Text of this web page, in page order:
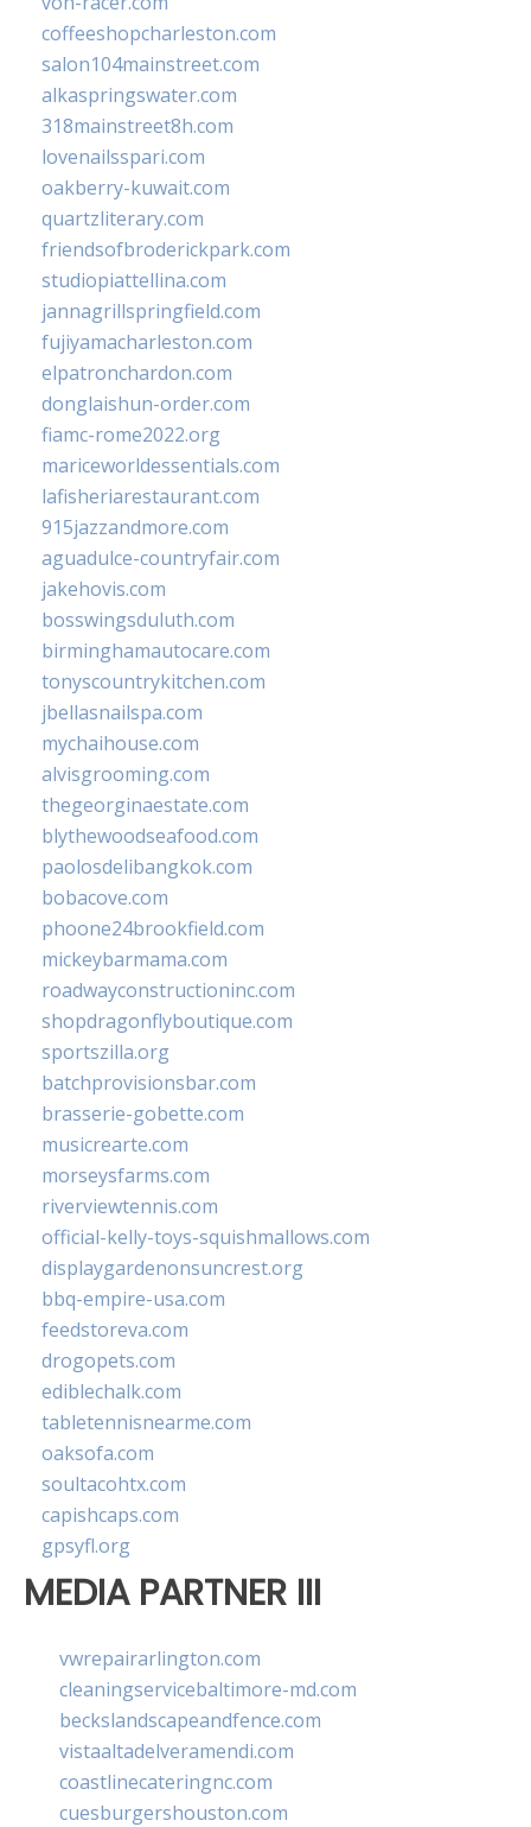
coffeeshopcharleston.com
salon104mainstreet.com
alkaspringswater.com
318mainstreet8h.com
lovenailsspari.com
oakberry-kuwait.com
quartzliterary.com
friendsofbroderickpark.com
studiopiattellina.com
jannagrillspringfield.com
fujiyamacharleston.com
elpatronchardon.com
donglaishun-order.com
fiamc-rome2022.org
mariceworldessentials.com
lafisheriarestaurant.com
915jazzandmore.com
aguadulce-countryfair.com
jakehovis.com
bosswingsduluth.com
birminghamautocare.com
tonyscountrykitchen.com
jbellasnailspa.com
mychaihouse.com
alvisgrooming.com
thegeorginaestate.com
blythewoodseafood.com
paolosdelibangkok.com
bobacove.com
phoone24brookfield.com
mickeybarmama.com
roadwayconstructioninc.com
shopdragonflyboutique.com
sportszilla.org
batchprovisionsbar.com
brasserie-gobette.com
musicrearte.com
morseysfarms.com
riverviewtennis.com
official-kelly-toys-squishmallows.com
displaygardenonsuncrest.org
bbq-empire-usa.com
feedstoreva.com
drogopets.com
ediblechalk.com
tabletennisnearme.com
oaksofa.com
soultacohtx.com
capishcaps.com
gpsyfl.org
MEDIA PARTNER III
vwrepairarlington.com
cleaningservicebaltimore-md.com
beckslandscapeandfence.com
vistaaltadelveramendi.com
coastlinecateringnc.com
cuesburgershouston.com